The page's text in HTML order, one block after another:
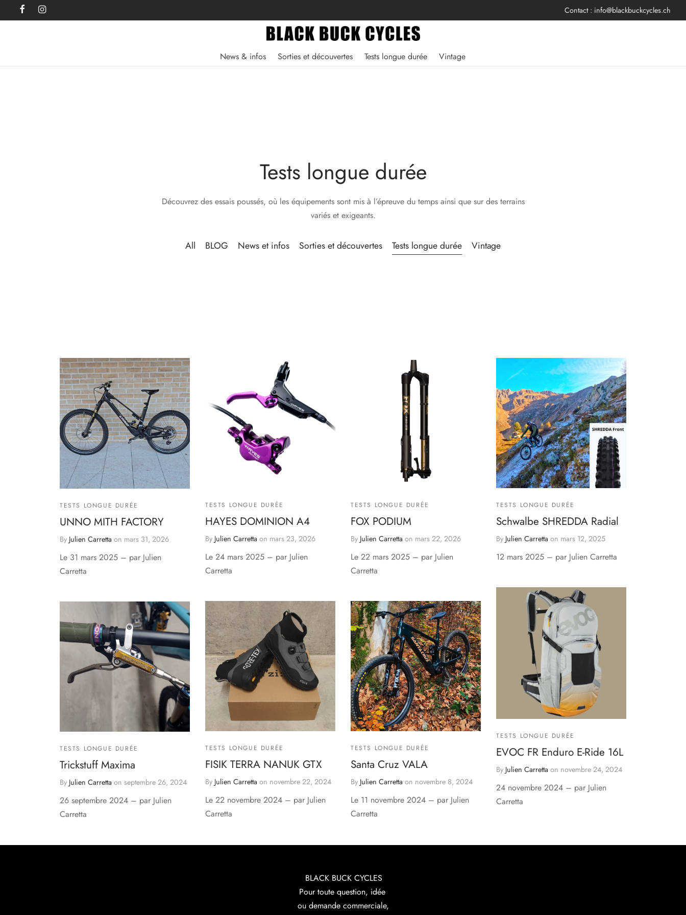
Contact : info@blackbuckcycles.ch
News & infos Sorties et découvertes Tests longue durée Vintage
Tests longue durée
Découvrez des essais poussés, où les équipements sont mis à l’épreuve du temps ainsi que sur des terrains
variés et exigeants.
All BLOG News et infos Sorties et découvertes Tests longue durée Vintage
TESTS LONGUE DURÉE
UNNO MITH FACTORY
By Julien Carretta on mars 31, 2026
Le 31 mars 2025 – par Julien
Carretta
TESTS LONGUE DURÉE
HAYES DOMINION A4
By Julien Carretta on mars 23, 2026
Le 24 mars 2025 – par Julien
Carretta
TESTS LONGUE DURÉE
FOX PODIUM
By Julien Carretta on mars 22, 2026
Le 22 mars 2025 – par Julien
Carretta
TESTS LONGUE DURÉE
Schwalbe SHREDDA Radial
By Julien Carretta on mars 12, 2025
12 mars 2025 – par Julien Carretta
TESTS LONGUE DURÉE
EVOC FR Enduro E-Ride 16L
By Julien Carretta on novembre 24, 2024
24 novembre 2024 – par Julien
Carretta
TESTS LONGUE DURÉE
FISIK TERRA NANUK GTX
By Julien Carretta on novembre 22, 2024
Le 22 novembre 2024 – par Julien
Carretta
TESTS LONGUE DURÉE
Santa Cruz VALA
By Julien Carretta on novembre 8, 2024
Le 11 novembre 2024 – par Julien
Carretta
TESTS LONGUE DURÉE
Trickstuff Maxima
By Julien Carretta on septembre 26, 2024
26 septembre 2024 – par Julien
Carretta
BLACK BUCK CYCLES
Pour toute question, idée
ou demande commerciale,